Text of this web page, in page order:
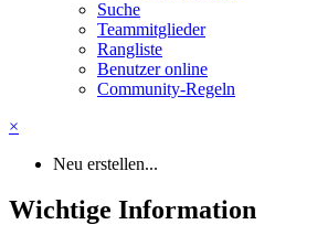
Suche
Teammitglieder
Rangliste
Benutzer online
Community-Regeln
×
Neu erstellen...
Wichtige Information